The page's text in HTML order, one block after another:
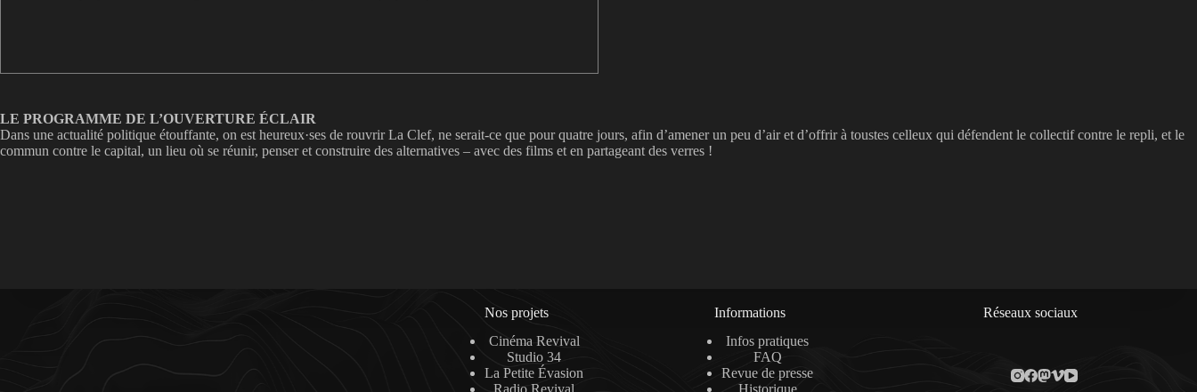
LE PROGRAMME DE L’OUVERTURE ÉCLAIR
Dans une actualité politique étouffante, on est heureux·ses de rouvrir La Clef, ne serait-ce que pour quatre jours, afin d’amener un peu d’air et d’offrir à toustes celleux qui défendent le collectif contre le repli, et le
commun contre le capital, un lieu où se réunir, penser et construire des alternatives – avec des films et en partageant des verres !
Nos projets
Cinéma Revival
Studio 34
La Petite Évasion
Informations
Infos pratiques
FAQ
Revue de presse
Réseaux sociaux